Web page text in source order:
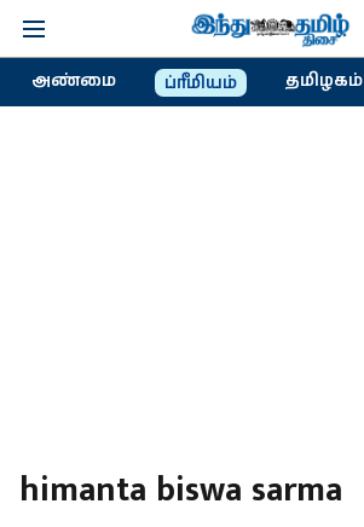
அண்மை ப்ரீமியம் தமிழகம்
himanta biswa sarma